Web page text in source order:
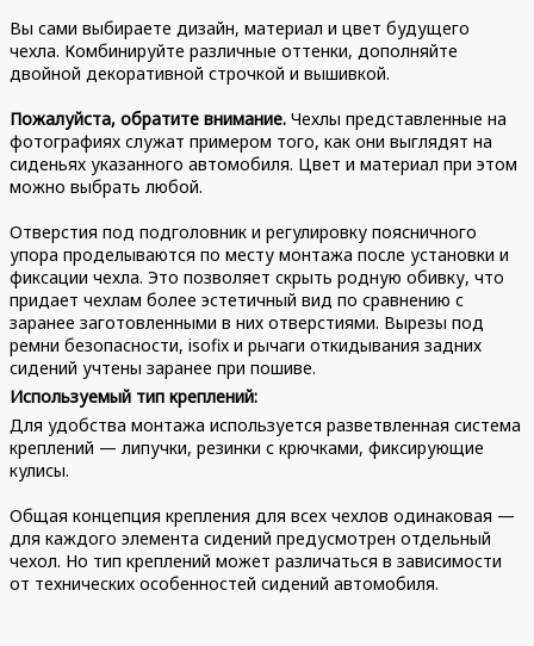
(имитация алькантары)
Вы сами выбираете дизайн, материал и цвет будущего
чехла. Комбинируйте различные оттенки, дополняйте
двойной декоративной строчкой и вышивкой.
Пожалуйста, обратите внимание. Чехлы представленные на
фотографиях служат примером того, как они выглядят на
сиденьях указанного автомобиля. Цвет и материал при этом
можно выбрать любой.
Отверстия под подголовник и регулировку поясничного
упора проделываются по месту монтажа после установки и
фиксации чехла. Это позволяет скрыть родную обивку, что
придает чехлам более эстетичный вид по сравнению с
заранее заготовленными в них отверстиями. Вырезы под
ремни безопасности, isofix и рычаги откидывания задних
сидений учтены заранее при пошиве.
Используемый тип креплений:
Для удобства монтажа используется разветвленная система
креплений — липучки, резинки с крючками, фиксирующие
кулисы.
Общая концепция крепления для всех чехлов одинаковая —
для каждого элемента сидений предусмотрен отдельный
чехол. Но тип креплений может различаться в зависимости
от технических особенностей сидений автомобиля.